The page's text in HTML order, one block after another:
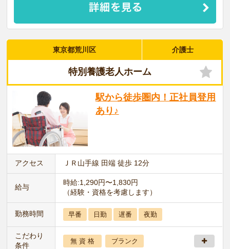
東京都荒川区 介護士
特別養護老人ホーム
駅から徒歩圏内！正社員登用
あり♪
アクセス ＪＲ山手線 田端 徒歩 12分
給与
時給:1,290円〜1,830円
（経験・資格を考慮します）
勤務時間 早番 日勤 遅番 夜勤
こだわり
条件
無 資 格 ブランク